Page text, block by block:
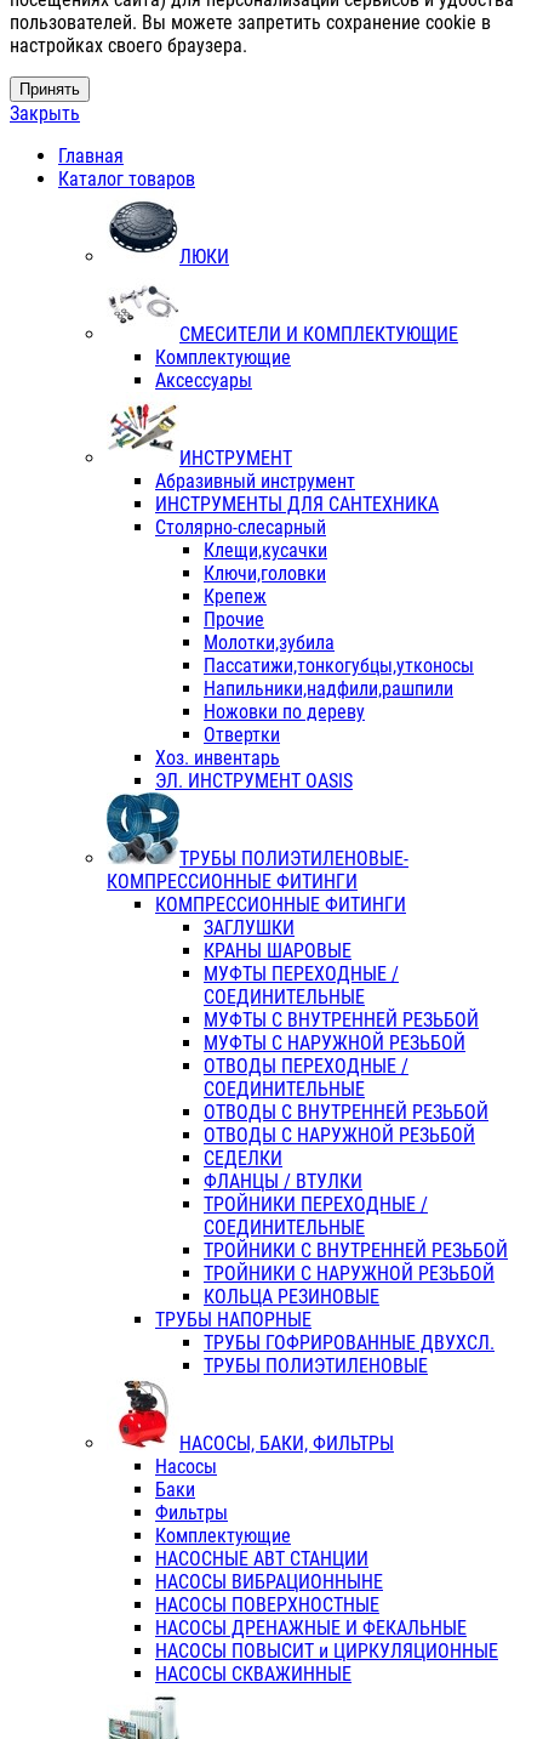
пользователей. Вы можете запретить сохранение cookie в
настройках своего браузера.
Принять
Закрыть
Главная
Каталог товаров
ЛЮКИ
СМЕСИТЕЛИ И КОМПЛЕКТУЮЩИЕ
Комплектующие
Аксессуары
ИНСТРУМЕНТ
Абразивный инструмент
ИНСТРУМЕНТЫ ДЛЯ САНТЕХНИКА
Столярно-слесарный
Клещи,кусачки
Ключи,головки
Крепеж
Прочие
Молотки,зубила
Пассатижи,тонкогубцы,утконосы
Напильники,надфили,рашпили
Ножовки по дереву
Отвертки
Хоз. инвентарь
ЭЛ. ИНСТРУМЕНТ OASIS
ТРУБЫ ПОЛИЭТИЛЕНОВЫЕ-
КОМПРЕССИОННЫЕ ФИТИНГИ
КОМПРЕССИОННЫЕ ФИТИНГИ
ЗАГЛУШКИ
КРАНЫ ШАРОВЫЕ
МУФТЫ ПЕРЕХОДНЫЕ /
СОЕДИНИТЕЛЬНЫЕ
МУФТЫ С ВНУТРЕННЕЙ РЕЗЬБОЙ
МУФТЫ С НАРУЖНОЙ РЕЗЬБОЙ
ОТВОДЫ ПЕРЕХОДНЫЕ /
СОЕДИНИТЕЛЬНЫЕ
ОТВОДЫ С ВНУТРЕННЕЙ РЕЗЬБОЙ
ОТВОДЫ С НАРУЖНОЙ РЕЗЬБОЙ
СЕДЕЛКИ
ФЛАНЦЫ / ВТУЛКИ
ТРОЙНИКИ ПЕРЕХОДНЫЕ /
СОЕДИНИТЕЛЬНЫЕ
ТРОЙНИКИ С ВНУТРЕННЕЙ РЕЗЬБОЙ
ТРОЙНИКИ С НАРУЖНОЙ РЕЗЬБОЙ
КОЛЬЦА РЕЗИНОВЫЕ
ТРУБЫ НАПОРНЫЕ
ТРУБЫ ГОФРИРОВАННЫЕ ДВУХСЛ.
ТРУБЫ ПОЛИЭТИЛЕНОВЫЕ
НАСОСЫ, БАКИ, ФИЛЬТРЫ
Насосы
Баки
Фильтры
Комплектующие
НАСОСНЫЕ АВТ СТАНЦИИ
НАСОСЫ ВИБРАЦИОННЫНЕ
НАСОСЫ ПОВЕРХНОСТНЫЕ
НАСОСЫ ДРЕНАЖНЫЕ И ФЕКАЛЬНЫЕ
НАСОСЫ ПОВЫСИТ и ЦИРКУЛЯЦИОННЫЕ
НАСОСЫ СКВАЖИННЫЕ